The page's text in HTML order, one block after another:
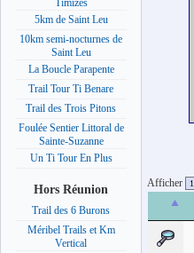
5km de Saint Leu
10km semi-nocturnes de
Saint Leu
La Boucle Parapente
Trail Tour Ti Benare
Trail des Trois Pitons
Foulée Sentier Littoral de
Sainte-Suzanne
Un Ti Tour En Plus
Hors Réunion
Trail des 6 Burons
Méribel Trails et Km
Vertical
Afficher